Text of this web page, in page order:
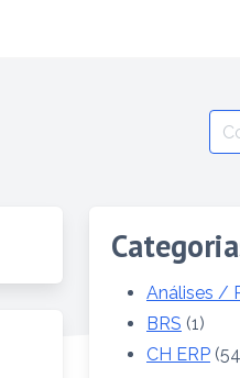
for:
Análises /
BRS (1)
CH ERP